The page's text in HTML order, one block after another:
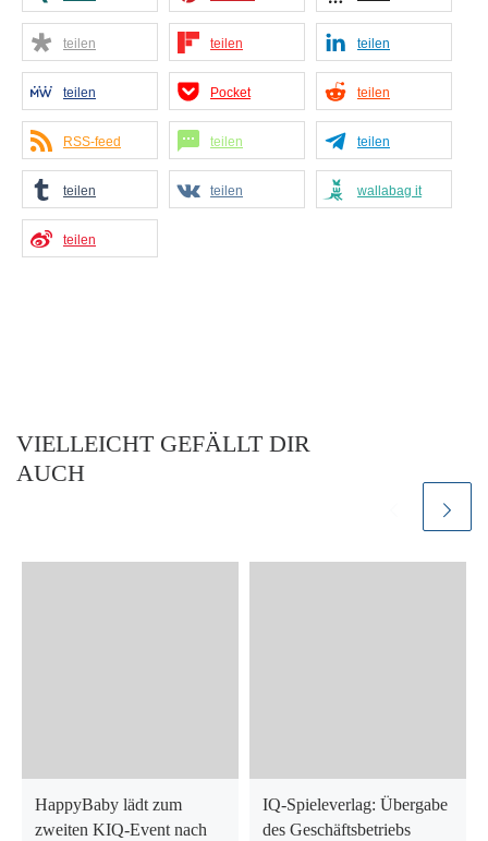
teilen teilen teilen
teilen Pocket teilen
RSS-feed teilen teilen
teilen teilen wallabag it
teilen
VIELLEICHT GEFÄLLT DIR
AUCH
HappyBaby lädt zum
zweiten KIQ-Event nach
IQ-Spieleverlag: Übergabe
des Geschäftsbetriebs